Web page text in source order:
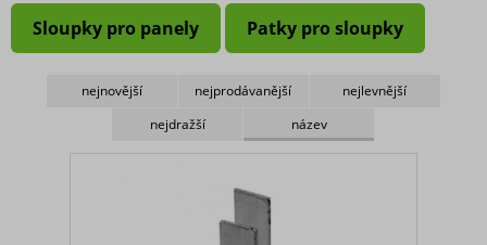
300 cm
320 cm
60x40 cm
Sloupky pro panely
Patky pro sloupky
nejnovější nejprodávanější
nejlevnější
nejdražší
název